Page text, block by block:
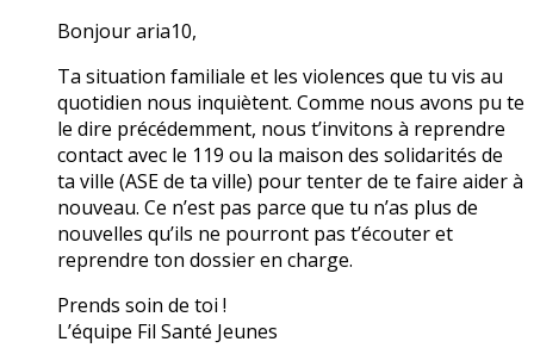
Bonjour aria10,
Ta situation familiale et les violences que tu vis au
quotidien nous inquiètent. Comme nous avons pu te
le dire précédemment, nous t’invitons à reprendre
contact avec le 119 ou la maison des solidarités de
ta ville (ASE de ta ville) pour tenter de te faire aider à
nouveau. Ce n’est pas parce que tu n’as plus de
nouvelles qu’ils ne pourront pas t’écouter et
reprendre ton dossier en charge.
Prends soin de toi !
L’équipe Fil Santé Jeunes